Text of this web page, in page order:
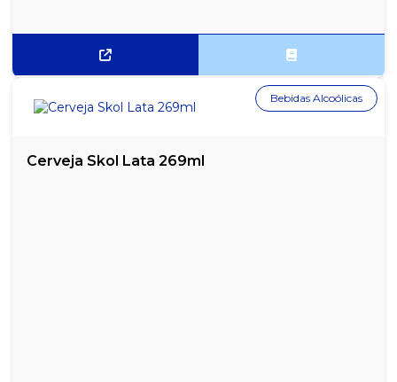
Cerveja Skol Lata 269ml
Bebidas Alcoólicas